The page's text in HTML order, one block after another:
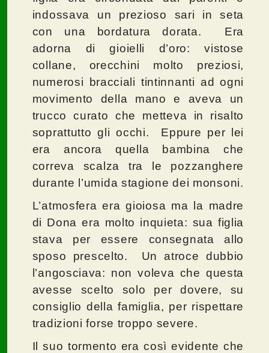
indossava un prezioso sari in seta
con una bordatura dorata. Era
adorna di gioielli d’oro: vistose
collane, orecchini molto preziosi,
numerosi bracciali tintinnanti ad ogni
movimento della mano e aveva un
trucco curato che metteva in risalto
soprattutto gli occhi. Eppure per lei
era ancora quella bambina che
correva scalza tra le pozzanghere
durante l’umida stagione dei monsoni.
L’atmosfera era gioiosa ma la madre
di Dona era molto inquieta: sua figlia
stava per essere consegnata allo
sposo prescelto. Un atroce dubbio
l’angosciava: non voleva che questa
avesse scelto solo per dovere, su
consiglio della famiglia, per rispettare
tradizioni forse troppo severe.
Il suo tormento era così evidente che